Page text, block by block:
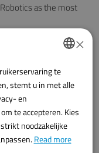
as the most
DUTCH
×
te
stemt u in met alle
en
te accepteren. Kies
noodzakelijke
Read more